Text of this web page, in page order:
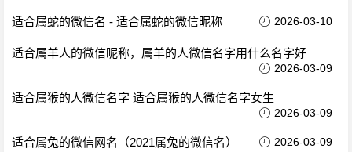
适合属蛇的微信名 - 适合属蛇的微信昵称 2026-03-10
适合属羊人的微信昵称，属羊的人微信名字用什么名字好
2026-03-09
适合属猴的人微信名字 适合属猴的人微信名字女生
2026-03-09
适合属兔的微信网名（2021属兔的微信名） 2026-03-09